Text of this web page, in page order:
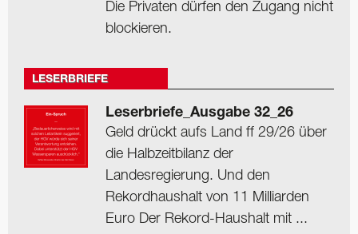
Die Privaten dürfen den Zugang nicht
blockieren.
LESERBRIEFE
Leserbriefe_Ausgabe 32_26
Geld drückt aufs Land ff 29/26 über
die Halbzeitbilanz der
Landesregierung. Und den
Rekordhaushalt von 11 Milliarden
Euro Der Rekord-Haushalt mit ...